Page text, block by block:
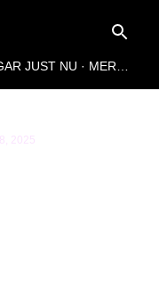
JUST NU MER…
2025